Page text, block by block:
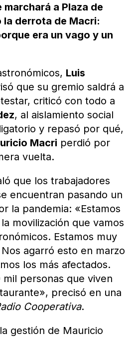
a Plaza de
la derrota de Macri:
era un vago y un
Luis
que su gremio saldrá a
criticó con todo a
, al aislamiento social
y repasó por qué,
Macri perdió por
vuelta.
que los trabajadores
encuentran pasando un
la pandemia: «Estamos
movilización que vamos
Estamos muy
agarró esto en marzo
los más afectados.
mil personas que viven
precisó en una
Cooperativa.
gestión de Mauricio